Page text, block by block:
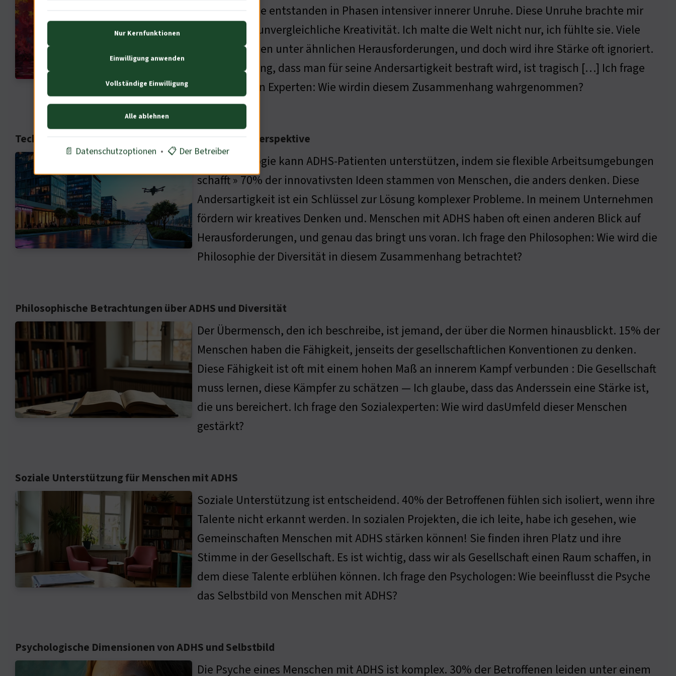
meiner Werke entstanden in Phasen intensiver innerer Unruhe. Diese Unruhe brachte mir
jedoch eine unvergleichliche Kreativität. Ich malte die Welt nicht nur, ich fühlte sie. Viele
Künstler leiden unter ähnlichen Herausforderungen, und doch wird ihre Stärke oft ignoriert.
Die Vorstellung, dass man für seine Andersartigkeit bestraft wird, ist tragisch […] Ich frage
den nächsten Experten: Wie wirdin diesem Zusammenhang wahrgenommen?
Technologischer Fortschritt und ADHS: Eine neue Perspektive
Die Technologie kann ADHS-Patienten unterstützen, indem sie flexible Arbeitsumgebungen
schafft » 70% der innovativsten Ideen stammen von Menschen, die anders denken. Diese
Andersartigkeit ist ein Schlüssel zur Lösung komplexer Probleme. In meinem Unternehmen
fördern wir kreatives Denken und. Menschen mit ADHS haben oft einen anderen Blick auf
Herausforderungen, und genau das bringt uns voran. Ich frage den Philosophen: Wie wird die
Philosophie der Diversität in diesem Zusammenhang betrachtet?
Philosophische Betrachtungen über ADHS und Diversität
Der Übermensch, den ich beschreibe, ist jemand, der über die Normen hinausblickt. 15% der
Menschen haben die Fähigkeit, jenseits der gesellschaftlichen Konventionen zu denken.
Diese Fähigkeit ist oft mit einem hohen Maß an innerem Kampf verbunden : Die Gesellschaft
muss lernen, diese Kämpfer zu schätzen — Ich glaube, dass das Anderssein eine Stärke ist,
die uns bereichert. Ich frage den Sozialexperten: Wie wird dasUmfeld dieser Menschen
gestärkt?
Soziale Unterstützung für Menschen mit ADHS
Soziale Unterstützung ist entscheidend. 40% der Betroffenen fühlen sich isoliert, wenn ihre
Talente nicht erkannt werden. In sozialen Projekten, die ich leite, habe ich gesehen, wie
Gemeinschaften Menschen mit ADHS stärken können! Sie finden ihren Platz und ihre
Stimme in der Gesellschaft. Es ist wichtig, dass wir als Gesellschaft einen Raum schaffen, in
dem diese Talente erblühen können. Ich frage den Psychologen: Wie beeinflusst die Psyche
das Selbstbild von Menschen mit ADHS?
Psychologische Dimensionen von ADHS und Selbstbild
Die Psyche eines Menschen mit ADHS ist komplex. 30% der Betroffenen leiden unter einem
Nur Kernfunktionen
Einwilligung anwenden
Vollständige Einwilligung
Alle ablehnen
📄 Datenschutzoptionen • 📋 Der Betreiber